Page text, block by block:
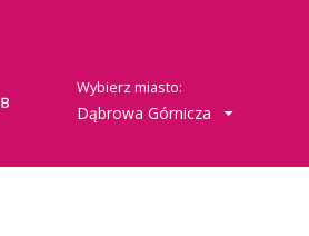
Wybierz miasto:
Dąbrowa Górnicza